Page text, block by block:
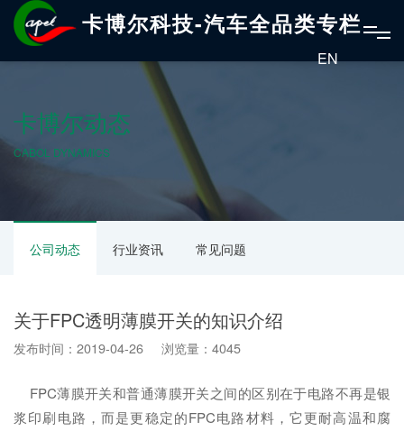
卡博尔科技-汽车全品类专栏
EN
卡博尔动态
CABOL DYNAMICS
公司动态 行业资讯 常见问题
关于FPC透明薄膜开关的知识介绍
发布时间：2019-04-26 浏览量：4045
FPC薄膜开关和普通薄膜开关之间的区别在于电路不再是银
浆印刷电路，而是更稳定的FPC电路材料，它更耐高温和腐